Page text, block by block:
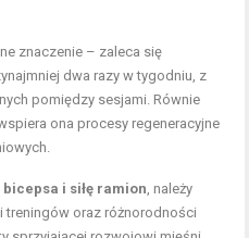
znaczenie – zaleca się
dwa razy w tygodniu, z
pomiędzy sesjami. Równie
ona procesy regeneracyjne
i siłę ramion , należy
treningów oraz różnorodności